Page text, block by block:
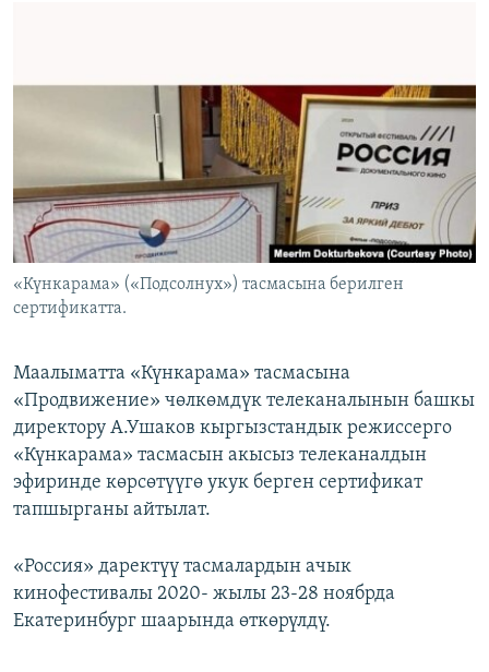
«Күнкарама» («Подсолнух») тасмасына берилген
сертификатта.
Маалыматта «Күнкарама» тасмасына
«Продвижение» чөлкөмдүк телеканалынын башкы
директору А.Ушаков кыргызстандык режиссерго
«Күнкарама» тасмасын акысыз телеканалдын
эфиринде көрсөтүүгө укук берген сертификат
тапшырганы айтылат.
«Россия» даректүү тасмалардын ачык
кинофестивалы 2020- жылы 23-28 ноябрда
Екатеринбург шаарында өткөрүлдү.